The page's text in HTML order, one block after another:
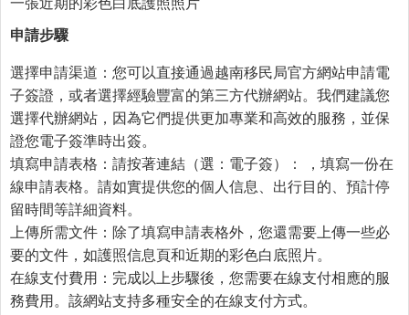
一張近期的彩色白底護照照片
申請步驟
選擇申請渠道：您可以直接通過越南移民局官方網站申請電
子簽證，或者選擇經驗豐富的第三方代辦網站。我們建議您
選擇代辦網站，因為它們提供更加專業和高效的服務，並保
證您電子簽準時出簽。
填寫申請表格：請按著連結（選：電子簽）： ，填寫一份在
線申請表格。請如實提供您的個人信息、出行目的、預計停
留時間等詳細資料。
上傳所需文件：除了填寫申請表格外，您還需要上傳一些必
要的文件，如護照信息頁和近期的彩色白底照片。
在線支付費用：完成以上步驟後，您需要在線支付相應的服
務費用。該網站支持多種安全的在線支付方式。